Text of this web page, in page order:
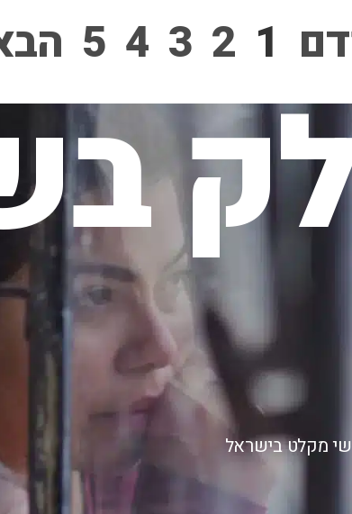
1
2
3
4
5
מקלט בישראל